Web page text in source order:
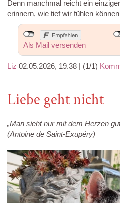
Denn manchmal reicht ein
erinnern, wie tief wir fühlen
Als Mail versenden
Liz 02.05.2026, 19.38 | (1/1)
Liebe geht nicht
„Man sieht nur mit dem Herzen
(Antoine de Saint-Exupéry)